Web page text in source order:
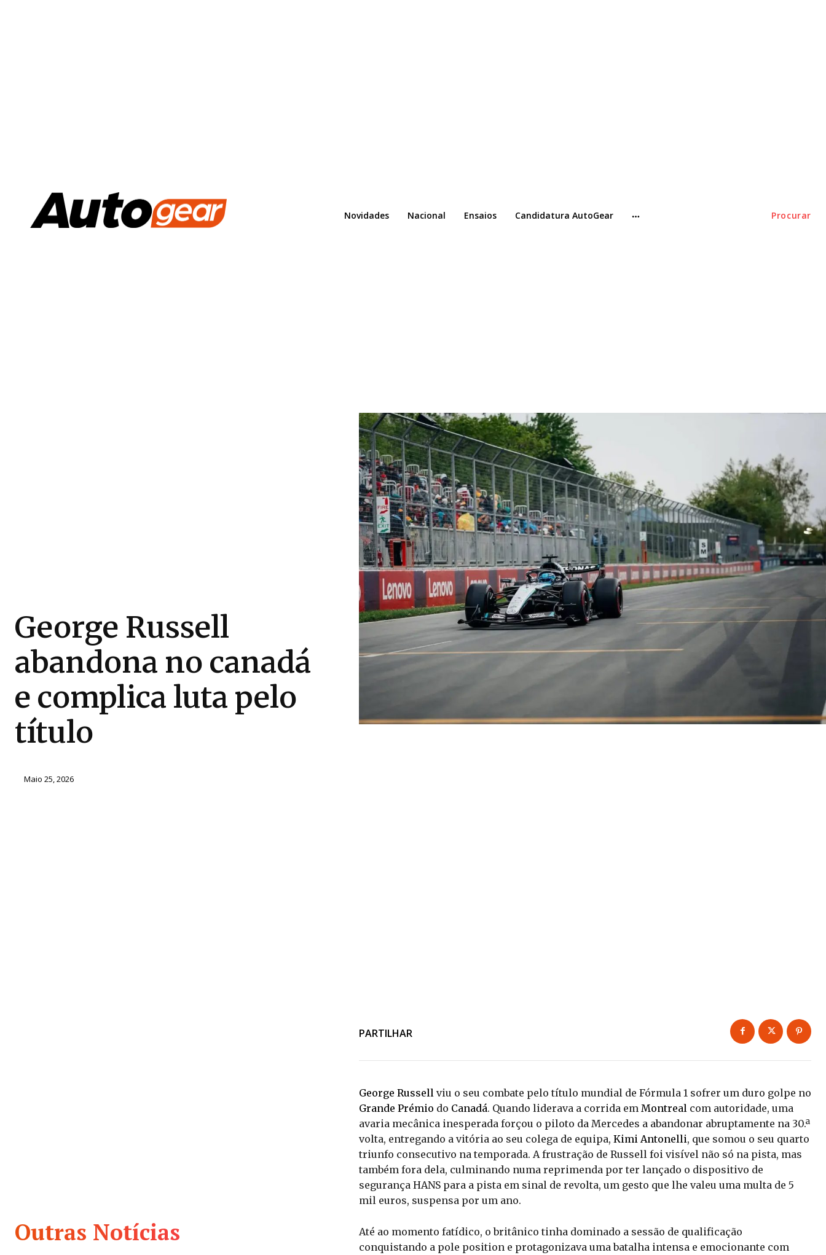
Procurar
Novidades Nacional Ensaios Candidatura AutoGear
George Russell
abandona no canadá
e complica luta pelo
título
Maio 25, 2026
Outras Notícias
PARTILHAR
George Russell viu o seu combate pelo título mundial de Fórmula 1 sofrer um duro golpe no
Grande Prémio do Canadá. Quando liderava a corrida em Montreal com autoridade, uma
avaria mecânica inesperada forçou o piloto da Mercedes a abandonar abruptamente na 30.ª
volta, entregando a vitória ao seu colega de equipa, Kimi Antonelli, que somou o seu quarto
triunfo consecutivo na temporada. A frustração de Russell foi visível não só na pista, mas
também fora dela, culminando numa reprimenda por ter lançado o dispositivo de
segurança HANS para a pista em sinal de revolta, um gesto que lhe valeu uma multa de 5
mil euros, suspensa por um ano.
Até ao momento fatídico, o britânico tinha dominado a sessão de qualificação
conquistando a pole position e protagonizava uma batalha intensa e emocionante com